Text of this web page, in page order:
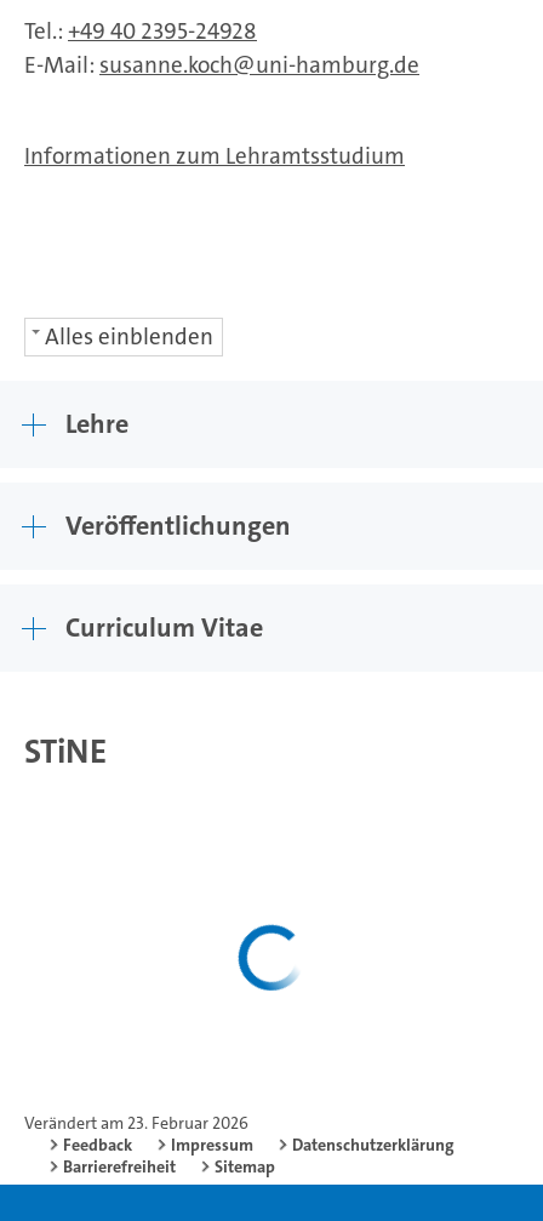
Tel.: +49 40 2395-24928
E-Mail: susanne.koch uni-hamburg.de
Informationen zum Lehramtsstudium
Alles einblenden
Lehre
Veröffentlichungen
Curriculum Vitae
STiNE
Verändert am 23. Februar 2026
Feedback
Impressum
Datenschutzerklärung
Barrierefreiheit
Sitemap